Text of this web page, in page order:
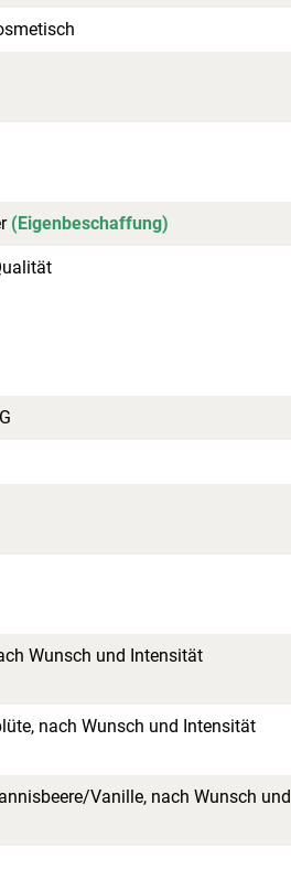
(Eigenbeschaffung)
Wunsch und Intensität
nach Wunsch und Intensität
Vanille, nach Wunsch und